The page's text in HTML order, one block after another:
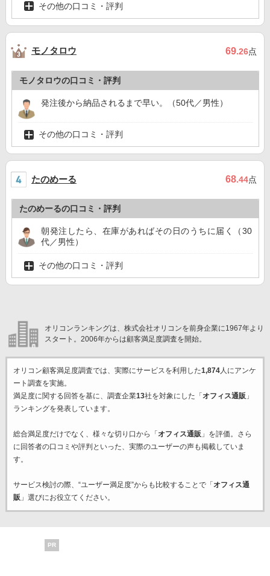
その他の口コミ・評判
モノタロウ 69.26点
モノタロウの口コミ・評判
発注後から納品されるまで早い。（50代／男性）
その他の口コミ・評判
たのめーる 68.44点
たのめーるの口コミ・評判
朝発注したら、在庫があればその日のうちに届く（30
代／男性）
その他の口コミ・評判
オリコンランキングは、株式会社オリコンを前身企業に1967年より
スタート。2006年からは顧客満足度調査を開始。
オリコン顧客満足度調査では、実際にサービスを利用した1,874人にアンケ
ート調査を実施。
満足度に関する回答を基に、調査企業13社を対象にした「 オフィス通販 」
ランキングを発表しています。
総合満足度だけでなく、様々な切り口から「 オフィス通販 」を評価。さら
に回答者の口コミや評判といった、実際のユーザーの声も掲載していま
す。
サービス検討の際、“ユーザー満足度”からも比較することで「 オフィス通
販 」選びにお役立てください。
PR